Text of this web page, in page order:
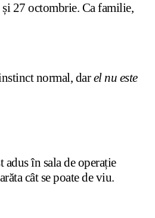
și 27 octombrie. Ca familie,
normal, darel nu este
adus în sala de operație
cât se poate de viu.